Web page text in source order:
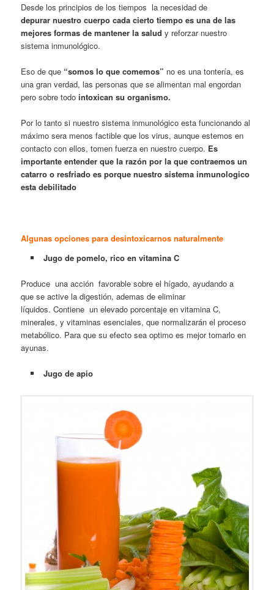
Desde los principios de los tiempos la necesidad de
depurar nuestro cuerpo cada cierto tiempo es una de las
mejores formas de mantener la salud y reforzar nuestro
sistema inmunológico.
Eso de que “somos lo que comemos” no es una tontería, es
una gran verdad, las personas que se alimentan mal engordan
pero sobre todointoxican su organismo.
Por lo tanto si nuestro sistema inmunológico esta funcionando al
máximo sera menos factible que los virus, aunque estemos en
contacto con ellos, tomen fuerza en nuestro cuerpo. Es
importante entender que la razón por la que contraemos un
catarro o resfriado es porque nuestro sistema inmunologico
esta debilitado
Algunas opciones para desintoxicarnos naturalmente
Jugo de pomelo, rico en vitamina C
Produce una acción favorable sobre el hígado, ayudando a
que se active la digestión, ademas de eliminar
líquidos. Contiene un elevado porcentaje en vitamina C,
minerales, y vitaminas esenciales, que normalizarán el proceso
metabólico. Para que su efecto sea optimo es mejor tomarlo en
ayunas.
Jugo de apio